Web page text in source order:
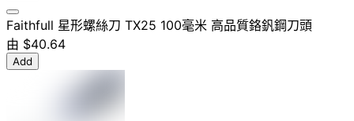
Faithfull 星形螺絲刀 TX25 100毫米 高品質鉻釩鋼刀頭
由 $40.64
Add